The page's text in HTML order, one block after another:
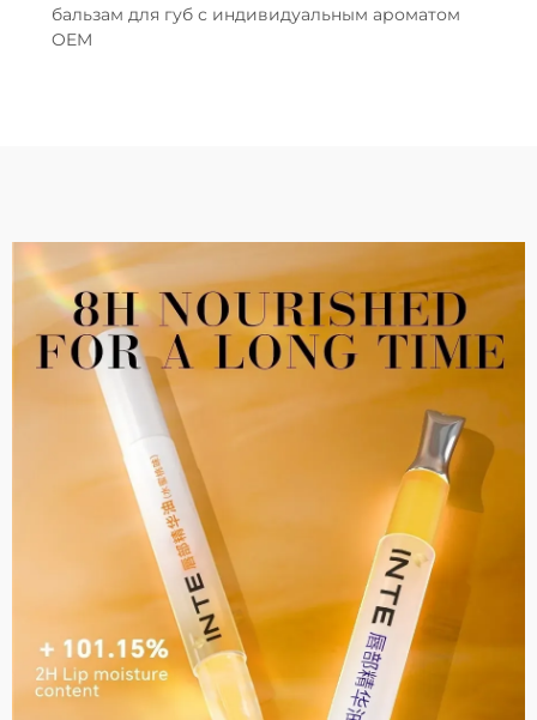
бальзам для губ с индивидуальным ароматом
OEM